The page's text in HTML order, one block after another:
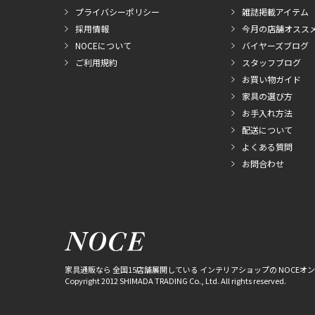
プライバシーポリシー
採用情報
NOCEについて
ご利用規約
雑誌掲載アイテム
今月の店舗オスス
バイヤーズブログ
スタッフブログ
お買い物ガイド
家具の選び方
お手入れ方法
配送について
よくある質問
お問合わせ
家具通販なら 全国15店舗展開している インテリアショップの NOCEオ
Copyright 2012 SHIMADA TRADING Co., Ltd. All rights reserved.